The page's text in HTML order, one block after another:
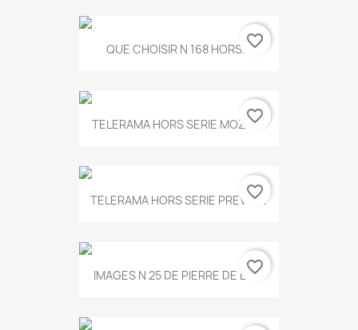
QUE CHOISIR N 168 HORS...favorite_border
TELERAMA HORS SERIE MOZART
favorite_border
TELERAMA HORS SERIE PREVERT
favorite_border
IMAGES N 25 DE PIERRE DE BOIS
favorite_border